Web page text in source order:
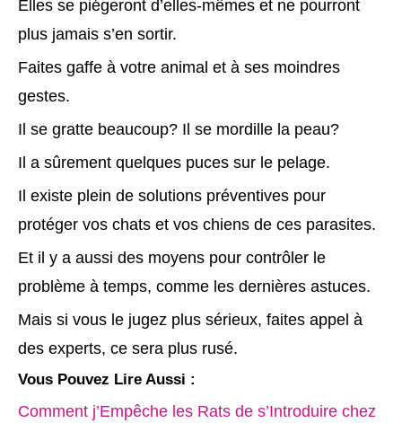
Elles se piégeront d’elles-mêmes et ne pourront
plus jamais s’en sortir.
Faites gaffe à votre animal et à ses moindres
gestes.
Il se gratte beaucoup? Il se mordille la peau?
Il a sûrement quelques puces sur le pelage.
Il existe plein de solutions préventives pour
protéger vos chats et vos chiens de ces parasites.
Et il y a aussi des moyens pour contrôler le
problème à temps, comme les dernières astuces.
Mais si vous le jugez plus sérieux, faites appel à
des experts, ce sera plus rusé.
Vous Pouvez Lire Aussi :
Comment j’Empêche les Rats de s’Introduire chez